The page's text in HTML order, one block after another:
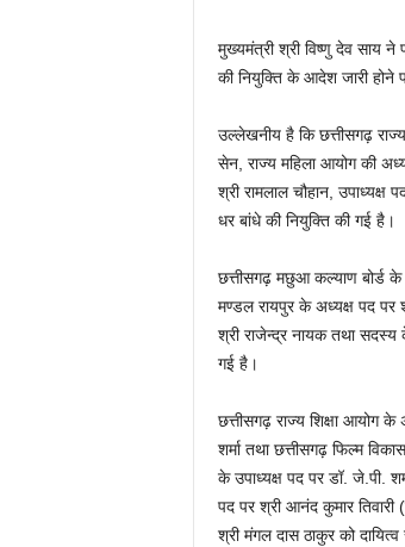
मुख्यमंत्री श्री विष्णु देव साय
की नियुक्ति के आदेश जारी होने
उल्लेखनीय है कि छत्तीसगढ़
सेन, राज्य महिला आयोग की
श्री रामलाल चौहान,
धर बांधे की नियुक्ति की गई है।
छत्तीसगढ़ मछुआ कल्याण बोर्ड के
मण्डल रायपुर के अध्यक्ष पद पर
श्री राजेन्द्र नायक तथा
गई है।
छत्तीसगढ़ राज्य शिक्षा आयोग
शर्मा तथा छत्तीसगढ़ फिल्म
के उपाध्यक्ष पद पर डॉ. जे.पी.
पद पर श्री आनंद कुमार
श्री मंगल दास ठाकुर को दायित्व